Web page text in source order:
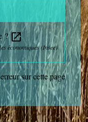
?open_in_new
économiques (Insee)
sur cette page